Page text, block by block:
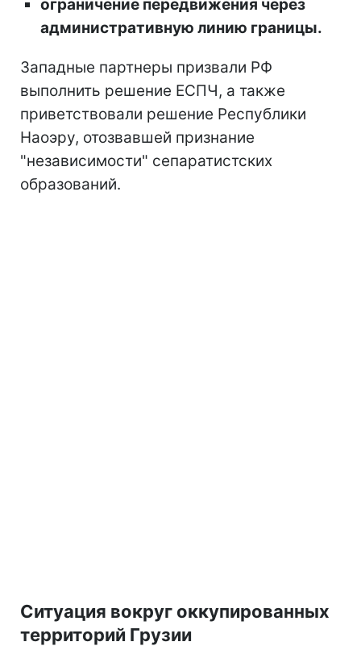
ограничение передвижения через
административную линию границы.
Западные партнеры призвали РФ
выполнить решение ЕСПЧ, а также
приветствовали решение Республики
Наоэру, отозвавшей признание
"независимости" сепаратистских
образований.
Ситуация вокруг оккупированных
территорий Грузии